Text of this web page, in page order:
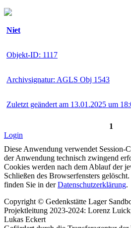
Niet
Objekt-ID: 1117
Archivsignatur: AGLS Obj 1543
Zuletzt geändert am 13.01.2025 um
1
Login
Diese Anwendung verwendet Session-
der Anwendung technisch zwingend
Cookies werden nach dem Ablauf der
Schließen des Browserfensters
finden Sie in derDatenschutzerklärung.
Copyright © Gedenkstätte Lager
Projektleitung 2023-2024: Lorenz
Lukas Eckert